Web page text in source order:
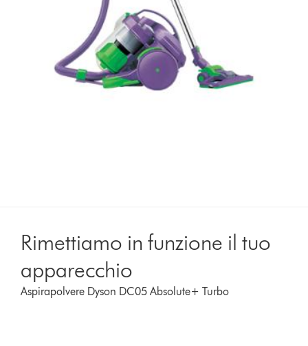
Rimettiamo in funzione il tuo
apparecchio
Aspirapolvere Dyson DC05 Absolute+ Turbo